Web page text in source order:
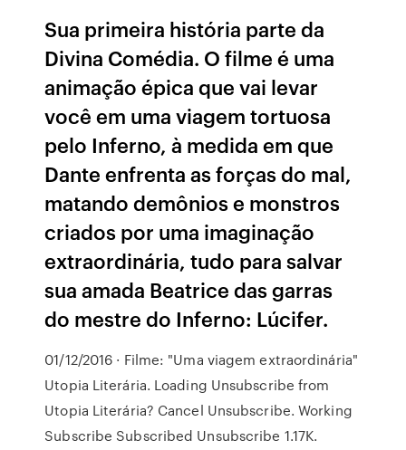
Sua primeira história parte da
Divina Comédia. O filme é uma
animação épica que vai levar
você em uma viagem tortuosa
pelo Inferno, à medida em que
Dante enfrenta as forças do mal,
matando demônios e monstros
criados por uma imaginação
extraordinária, tudo para salvar
sua amada Beatrice das garras
do mestre do Inferno: Lúcifer.
01/12/2016 · Filme: "Uma viagem extraordinária"
Utopia Literária. Loading Unsubscribe from
Utopia Literária? Cancel Unsubscribe. Working
Subscribe Subscribed Unsubscribe 1.17K.